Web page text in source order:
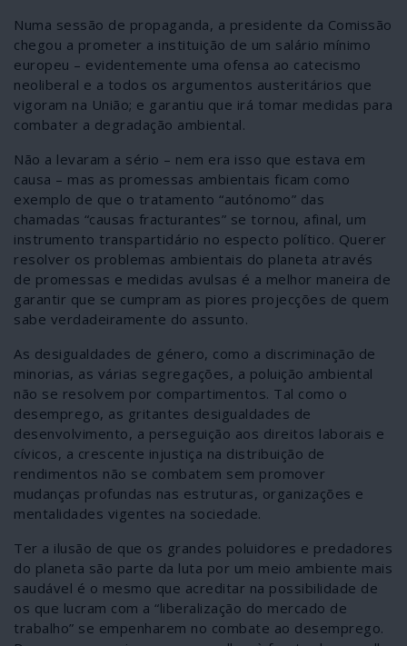
Numa sessão de propaganda, a presidente da Comissão
chegou a prometer a instituição de um salário mínimo
europeu – evidentemente uma ofensa ao catecismo
neoliberal e a todos os argumentos austeritários que
vigoram na União; e garantiu que irá tomar medidas para
combater a degradação ambiental.
Não a levaram a sério – nem era isso que estava em
causa – mas as promessas ambientais ficam como
exemplo de que o tratamento “autónomo” das
chamadas “causas fracturantes” se tornou, afinal, um
instrumento transpartidário no especto político. Querer
resolver os problemas ambientais do planeta através
de promessas e medidas avulsas é a melhor maneira de
garantir que se cumpram as piores projecções de quem
sabe verdadeiramente do assunto.
As desigualdades de género, como a discriminação de
minorias, as várias segregações, a poluição ambiental
não se resolvem por compartimentos. Tal como o
desemprego, as gritantes desigualdades de
desenvolvimento, a perseguição aos direitos laborais e
cívicos, a crescente injustiça na distribuição de
rendimentos não se combatem sem promover
mudanças profundas nas estruturas, organizações e
mentalidades vigentes na sociedade.
Ter a ilusão de que os grandes poluidores e predadores
do planeta são parte da luta por um meio ambiente mais
saudável é o mesmo que acreditar na possibilidade de
os que lucram com a “liberalização do mercado de
trabalho” se empenharem no combate ao desemprego.